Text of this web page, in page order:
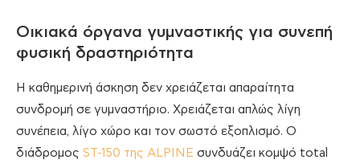
Οικιακά όργανα γυμναστικής για συνεπή
φυσική δραστηριότητα
Η καθημερινή άσκηση δεν χρειάζεται απαραίτητα
συνδρομή σε γυμναστήριο. Χρειάζεται απλώς λίγη
συνέπεια, λίγο χώρο και τον σωστό εξοπλισμό. Ο
διάδρομος ST-150 της ALPINE συνδυάζει κομψό total